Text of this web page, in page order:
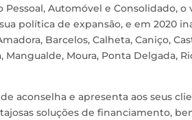
Automóvel e Consolidado,
política de expansão, e em 2020
Barcelos, Calheta, Caniço,
Mangualde, Moura, Ponta Delgada,
aconselha e apresenta aos seus
soluções de financiamento,